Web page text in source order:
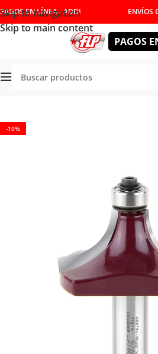
Skip to navigation
Skip to main content
PAGOS EN LÍNEA - ADDI ENVÍOS
PAGOS
Tienda/HERRAMIENTAS DE CORTE
-10%